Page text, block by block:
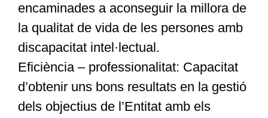
encaminades a aconseguir la millora de
la qualitat de vida de les persones amb
discapacitat intel·lectual.
Eficiència – professionalitat: Capacitat
d’obtenir uns bons resultats en la gestió
dels objectius de l’Entitat amb els